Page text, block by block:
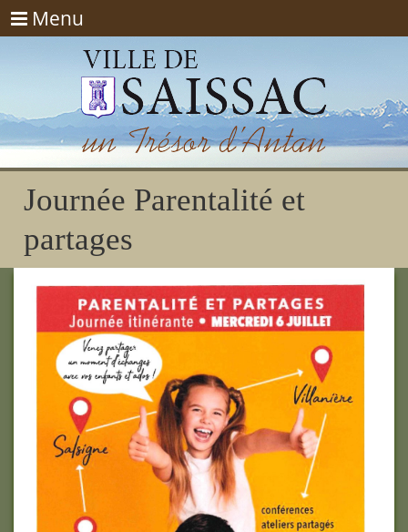
Menu
Menu
Journée Parentalité et
partages